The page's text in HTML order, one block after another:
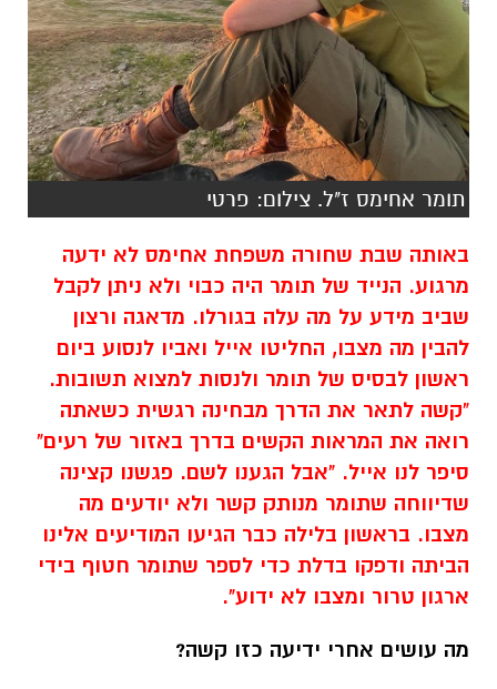
תומר אחימס ז"ל. צילום: פרטי
באותה שבת שחורה משפחת אחימס לא ידעה
מרגוע. הנייד של תומר היה כבוי ולא ניתן לקבל
שביב מידע על מה עלה בגורלו. מדאגה ורצון
להבין מה מצבו, החליטו אייל ואביו לנסוע ביום
ראשון לבסיס של תומר ולנסות למצוא תשובות.
"קשה לתאר את הדרך מבחינה רגשית כשאתה
רואה את המראות הקשים בדרך באזור של רעים"
סיפר לנו אייל. "אבל הגענו לשם. פגשנו קצינה
שדיווחה שתומר מנותק קשר ולא יודעים מה
מצבו. בראשון בלילה כבר הגיעו המודיעים אלינו
הביתה ודפקו בדלת כדי לספר שתומר חטוף בידי
ארגון טרור ומצבו לא ידוע".
מה עושים אחרי ידיעה כזו קשה?